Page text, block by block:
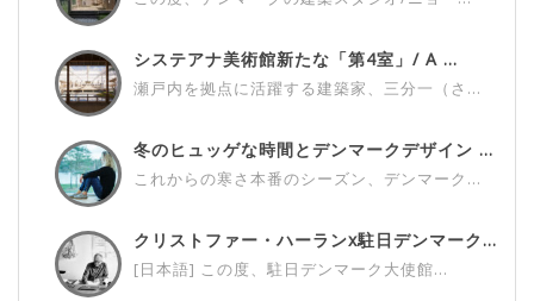
システアナ美術館新たな「第4室」/ A ...
瀬戸内を拠点に活躍する建築家、三分一（さ...
冬のヒュッゲな時間とデンマークデザイン ...
これからの寒さ本番のシーズン、デンマーク...
クリストファー・ハーランx駐日デンマーク...
[日本語] この度、駐日デンマーク大使館...